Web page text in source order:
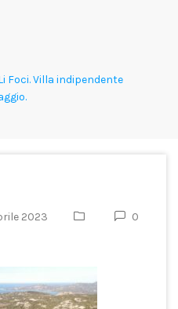
Foci. Villa indipendente
2023
0